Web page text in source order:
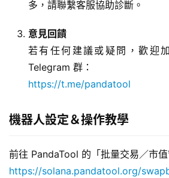
多，請聯繫客服協助診斷。
意見回饋
若有任何建議或疑問，歡迎
Telegram 群：
https://t.me/pandatool
機器人設定＆操作教學
前往 PandaTool 的「批量交易／市值
https://solana.pandatool.org/